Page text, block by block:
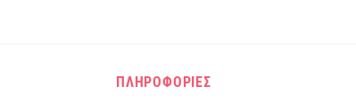
ΠΛΗΡΟΦΟΡΙΕΣ